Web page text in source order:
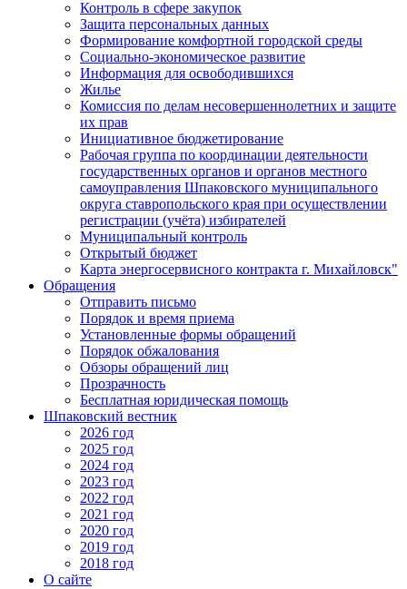
Контроль в сфере закупок
Защита персональных данных
Формирование комфортной городской среды
Социально-экономическое развитие
Информация для освободившихся
Жилье
Комиссия по делам несовершеннолетних и защите
их прав
Инициативное бюджетирование
Рабочая группа по координации деятельности
государственных органов и органов местного
самоуправления Шпаковского муниципального
округа ставропольского края при осуществлении
регистрации (учёта) избирателей
Муниципальный контроль
Открытый бюджет
Карта энергосервисного контракта г. Михайловск"
Обращения
Отправить письмо
Порядок и время приема
Установленные формы обращений
Порядок обжалования
Обзоры обращений лиц
Прозрачность
Бесплатная юридическая помощь
Шпаковский вестник
2026 год
2025 год
2024 год
2023 год
2022 год
2021 год
2020 год
2019 год
2018 год
О сайте